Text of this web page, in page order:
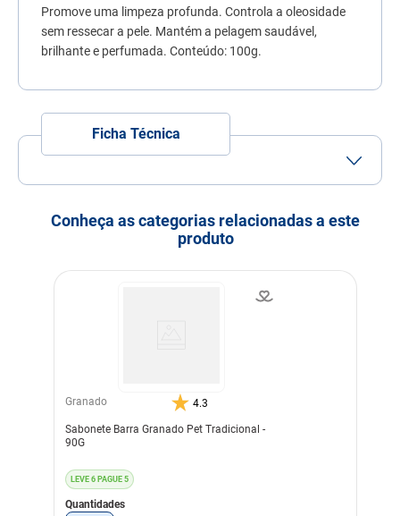
Promove uma limpeza profunda. Controla a oleosidade
sem ressecar a pele. Mantém a pelagem saudável,
brilhante e perfumada. Conteúdo: 100g.
Ficha Técnica
Mini PequenoMédioGrandeGigante
Idade AdultoFilhoteIdoso
Modo de uso
Ensaboar a pelagem
molhada, massageando até
Dimensões
Fragrância
Composição
Conheça as categorias relacionadas a este
produto
Granado 4.3
Sabonete Barra Granado Pet Tradicional -
90G
LEVE 6 PAGUE 5
Quantidades
6º
fórmula natural
7º
quatree
ração premier